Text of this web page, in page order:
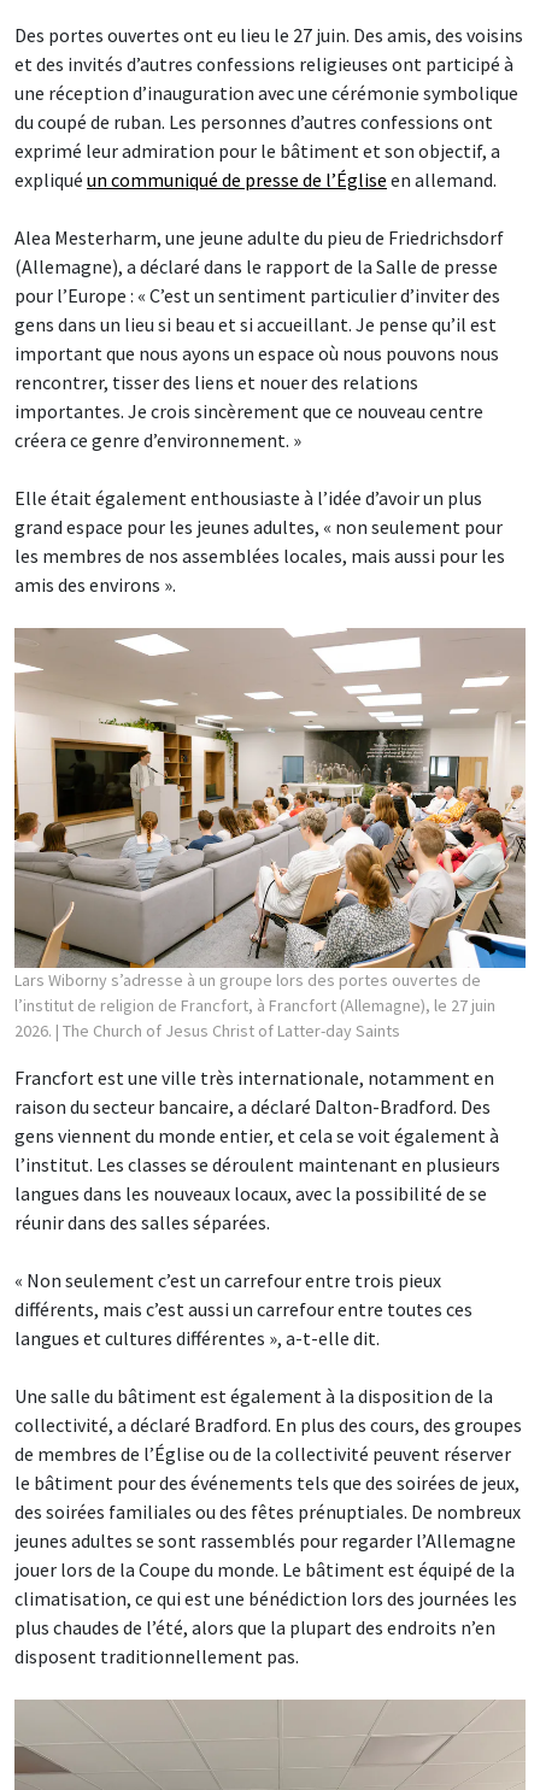
Des portes ouvertes ont eu lieu le 27 juin. Des amis, des voisins
et des invités d’autres confessions religieuses ont participé à
une réception d’inauguration avec une cérémonie symbolique
du coupé de ruban. Les personnes d’autres confessions ont
exprimé leur admiration pour le bâtiment et son objectif, a
expliqué un communiqué de presse de l’Église en allemand.
Alea Mesterharm, une jeune adulte du pieu de Friedrichsdorf
(Allemagne), a déclaré dans le rapport de la Salle de presse
pour l’Europe : « C’est un sentiment particulier d’inviter des
gens dans un lieu si beau et si accueillant. Je pense qu’il est
important que nous ayons un espace où nous pouvons nous
rencontrer, tisser des liens et nouer des relations
importantes. Je crois sincèrement que ce nouveau centre
créera ce genre d’environnement. »
Elle était également enthousiaste à l’idée d’avoir un plus
grand espace pour les jeunes adultes, « non seulement pour
les membres de nos assemblées locales, mais aussi pour les
amis des environs ».
Lars Wiborny s’adresse à un groupe lors des portes ouvertes de
l’institut de religion de Francfort, à Francfort (Allemagne), le 27 juin
2026. | The Church of Jesus Christ of Latter-day Saints
Francfort est une ville très internationale, notamment en
raison du secteur bancaire, a déclaré Dalton-Bradford. Des
gens viennent du monde entier, et cela se voit également à
l’institut. Les classes se déroulent maintenant en plusieurs
langues dans les nouveaux locaux, avec la possibilité de se
réunir dans des salles séparées.
« Non seulement c’est un carrefour entre trois pieux
différents, mais c’est aussi un carrefour entre toutes ces
langues et cultures différentes », a-t-elle dit.
Une salle du bâtiment est également à la disposition de la
collectivité, a déclaré Bradford. En plus des cours, des groupes
de membres de l’Église ou de la collectivité peuvent réserver
le bâtiment pour des événements tels que des soirées de jeux,
des soirées familiales ou des fêtes prénuptiales. De nombreux
jeunes adultes se sont rassemblés pour regarder l’Allemagne
jouer lors de la Coupe du monde. Le bâtiment est équipé de la
climatisation, ce qui est une bénédiction lors des journées les
plus chaudes de l’été, alors que la plupart des endroits n’en
disposent traditionnellement pas.